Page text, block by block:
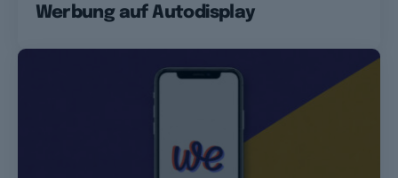
Werbung auf Autodisplay